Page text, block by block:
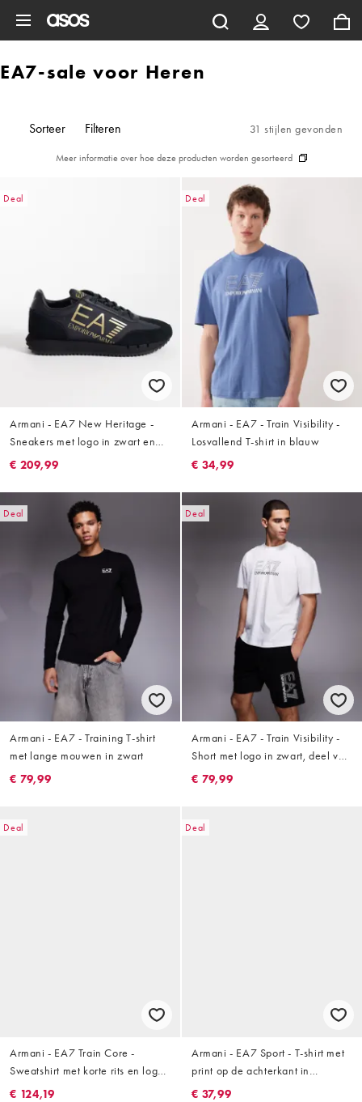
EA7-sale voor Heren
Sorteer Filteren 31 stijlen gevonden
Meer informatie over hoe deze producten worden gesorteerd
Deal
Armani - EA7 New Heritage -
Sneakers met logo in zwart en
goud
€ 209,99
Deal
Armani - EA7 - Train Visibility -
Losvallend T-shirt in blauw
€ 34,99
Deal
Armani - EA7 - Training T-shirt
met lange mouwen in zwart
€ 79,99
Deal
Armani - EA7 - Train Visibility -
Short met logo in zwart, deel van
co-ord set
€ 79,99
Deal
Armani - EA7 Train Core -
Sweatshirt met korte rits en logo
in zwart
€ 124,19
Deal
Armani - EA7 Sport - T-shirt met
print op de achterkant in
marineblauw
€ 37,99